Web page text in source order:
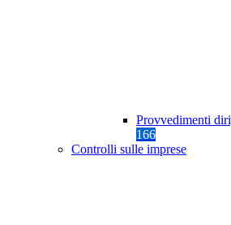
Provvedimenti
166
Controlli sulle imprese